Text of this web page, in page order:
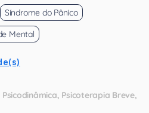
Síndrome do Pânico
Mental
Psicodinâmica Psicoterapia Breve